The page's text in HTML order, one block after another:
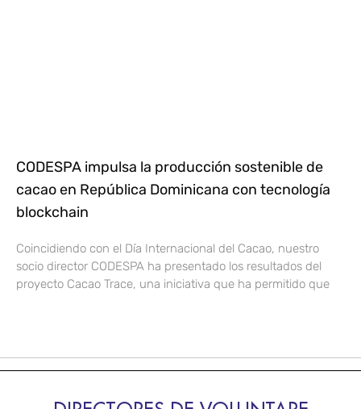
CODESPA impulsa la producción sostenible de
cacao en República Dominicana con tecnología
blockchain
Coincidiendo con el Día Internacional del Cacao, nuestro
socio director CODESPA ha presentado los resultados del
proyecto Cacao Trace, una iniciativa que ha permitido que